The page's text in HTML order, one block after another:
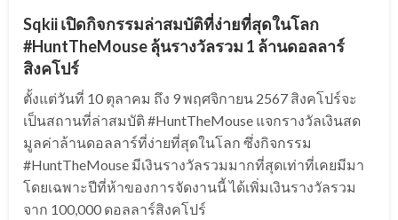
Sqkii เปิดกิจกรรมล่าสมบัติที่ง่ายที่สุดในโลก
#HuntTheMouse ลุ้นรางวัลรวม 1 ล้านดอลลาร์
สิงคโปร์
ตั้งแต่วันที่ 10 ตุลาคม ถึง 9 พฤศจิกายน 2567 สิงคโปร์จะ
เป็นสถานที่ล่าสมบัติ #HuntTheMouse แจกรางวัลเงินสด
มูลค่าล้านดอลลาร์ที่ง่ายที่สุดในโลก ซึ่งกิจกรรม
#HuntTheMouse มีเงินรางวัลรวมมากที่สุดเท่าที่เคยมีมา
โดยเฉพาะปีที่ห้าของการจัดงานนี้ ได้เพิ่มเงินรางวัลรวม
จาก 100,000 ดอลลาร์สิงคโปร์